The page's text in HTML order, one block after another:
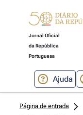
Jornal Oficial
da República
Portuguesa
Ajuda
Página de entrada